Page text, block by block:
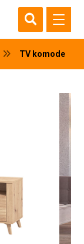
TV komode